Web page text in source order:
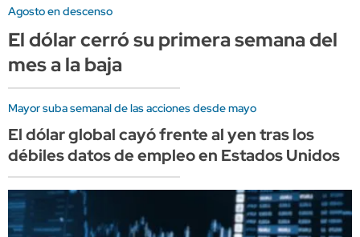
Agosto en descenso
El dólar cerró su primera semana del
mes a la baja
Mayor suba semanal de las acciones desde mayo
El dólar global cayó frente al yen tras los
débiles datos de empleo en Estados Unidos